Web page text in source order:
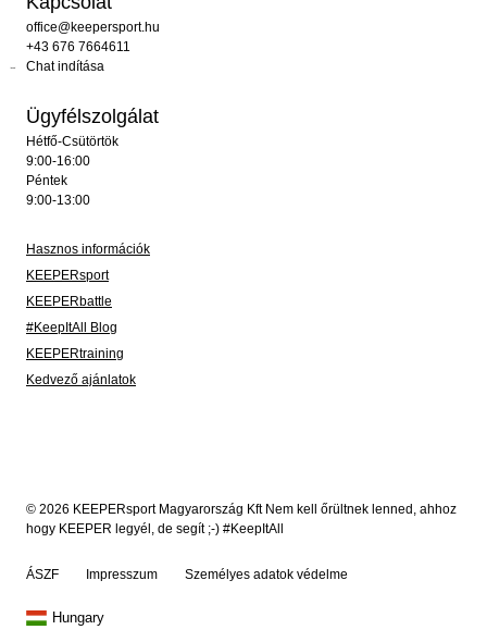
office@keepersport.hu
+43 676 7664611
Chat indítása
Ügyfélszolgálat
Hétfő-Csütörtök
9:00-16:00
Péntek
9:00-13:00
Hasznos információk
KEEPERsport
KEEPERbattle
#KeepItAll Blog
KEEPERtraining
Kedvező ajánlatok
© 2026 KEEPERsport Magyarország Kft Nem kell őrültnek lenned, ahhoz
hogy KEEPER legyél, de segít ;-) #KeepItAll
ÁSZF Impresszum Személyes adatok védelme
Hungary